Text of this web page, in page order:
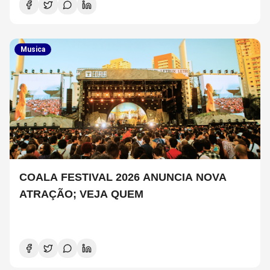
Musica
COALA FESTIVAL 2026 ANUNCIA NOVA
ATRAÇÃO; VEJA QUEM